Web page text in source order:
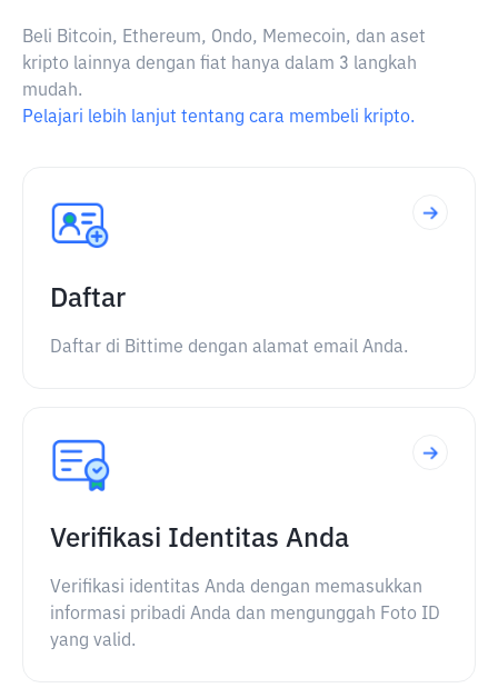
Beli Bitcoin, Ethereum, Ondo, Memecoin, dan aset
kripto lainnya dengan fiat hanya dalam 3 langkah
mudah.
Pelajari lebih lanjut tentang cara membeli kripto.
Daftar
Daftar di Bittime dengan alamat email Anda.
Verifikasi Identitas Anda
Verifikasi identitas Anda dengan memasukkan
informasi pribadi Anda dan mengunggah Foto ID
yang valid.